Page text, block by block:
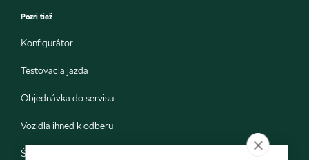
Pozri tiež
Konfigurátor
Testovacia jazda
Objednávka do servisu
Vozidlá ihneď k odberu
Škoda E-shop